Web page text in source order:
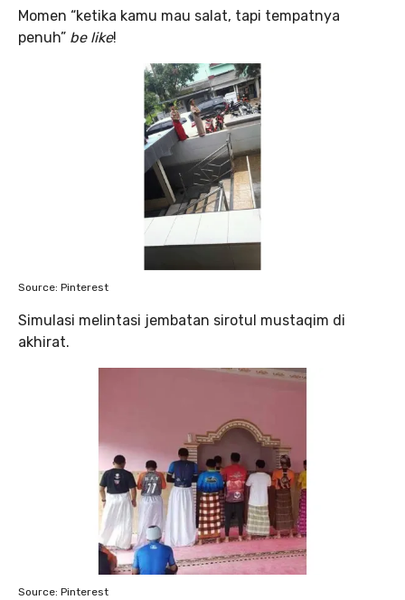
Momen “ketika kamu mau salat, tapi tempatnya
penuh” be like!
Source: Pinterest
Simulasi melintasi jembatan sirotul mustaqim di
akhirat.
Source: Pinterest